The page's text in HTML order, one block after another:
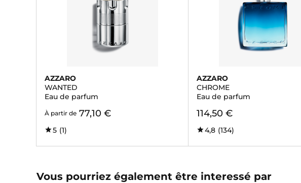
AZZARO
WANTED
Eau de parfum
À partir de 77,10 €
5 (1)
AZZARO
CHROME
Eau de parfum
114,50 €
4,8 (134)
Vous pourriez également être interessé par